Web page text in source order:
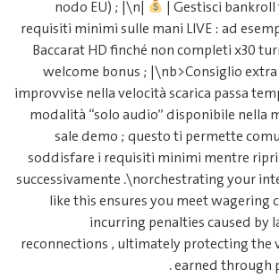
nodo
requisiti
Baccarat
welcome
improvvise
modalità
sale
soddisfare
like this